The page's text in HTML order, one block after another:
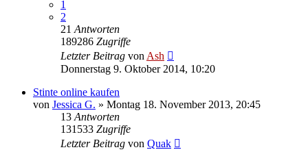
1
2
21 Antworten
189286 Zugriffe
Letzter Beitrag von Ash
Donnerstag 9. Oktober 2014, 10:20
Stinte online kaufen
von Jessica G. » Montag 18. November 2013, 20:45
13 Antworten
131533 Zugriffe
Letzter Beitrag von Quak